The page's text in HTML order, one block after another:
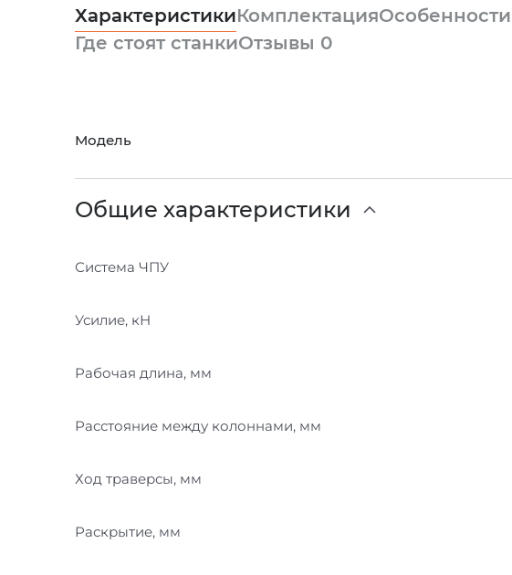
ХарактеристикиКомплектацияОсобенности
Где стоят станкиОтзывы 0
Модель
Общие характеристики
Система ЧПУ
Усилие, кН
Рабочая длина, мм
Расстояние между колоннами, мм
Ход траверсы, мм
Раскрытие, мм